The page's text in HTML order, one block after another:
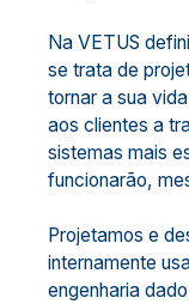
Na VETUS
se trata de
tornar a sua
aos clientes a
sistemas mais
funcionarão,
Projetamos e
internamente
engenharia